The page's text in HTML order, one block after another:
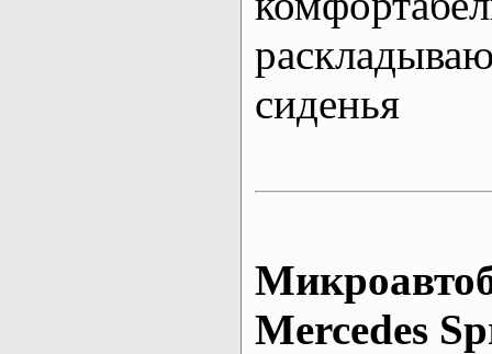
сиденья
Mеrcedes